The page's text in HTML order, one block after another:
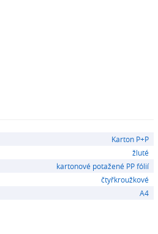
Karton P+P
žluté
kartonové potažené PP fólií
čtyřkroužkové
A4